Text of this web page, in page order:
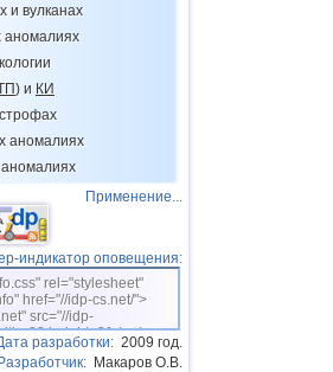
самолета в Нью-
самолета в
самолета в
самолета в
самолета в
в Подмосковье
самолета в
Гавайях
и вулканах
аномалиях
) и КИ
аномалиях
Применение...
индикатор оповещения:
rel="stylesheet"
href="//idp-cs.net/">
src="//idp-
height=31 /></a>
разработки: 2009 год.
Разработчик: Макаров О.В.